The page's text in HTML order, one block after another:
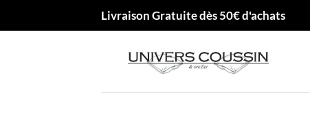
Livraison Gratuite dès 50€ d'achats